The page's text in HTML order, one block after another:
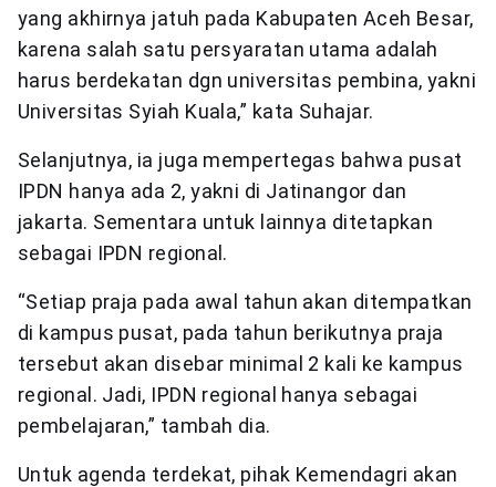
yang akhirnya jatuh pada Kabupaten Aceh Besar,
karena salah satu persyaratan utama adalah
harus berdekatan dgn universitas pembina, yakni
Universitas Syiah Kuala,” kata Suhajar.
Selanjutnya, ia juga mempertegas bahwa pusat
IPDN hanya ada 2, yakni di Jatinangor dan
jakarta. Sementara untuk lainnya ditetapkan
sebagai IPDN regional.
“Setiap praja pada awal tahun akan ditempatkan
di kampus pusat, pada tahun berikutnya praja
tersebut akan disebar minimal 2 kali ke kampus
regional. Jadi, IPDN regional hanya sebagai
pembelajaran,” tambah dia.
Untuk agenda terdekat, pihak Kemendagri akan